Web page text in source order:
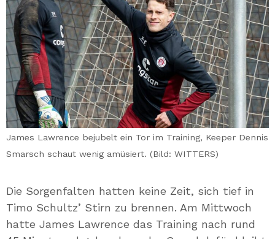
James Lawrence bejubelt ein Tor im Training, Keeper Dennis
Smarsch schaut wenig amüsiert. (Bild: WITTERS)
Die Sorgenfalten hatten keine Zeit, sich tief in
Timo Schultz’ Stirn zu brennen. Am Mittwoch
hatte James Lawrence das Training nach rund